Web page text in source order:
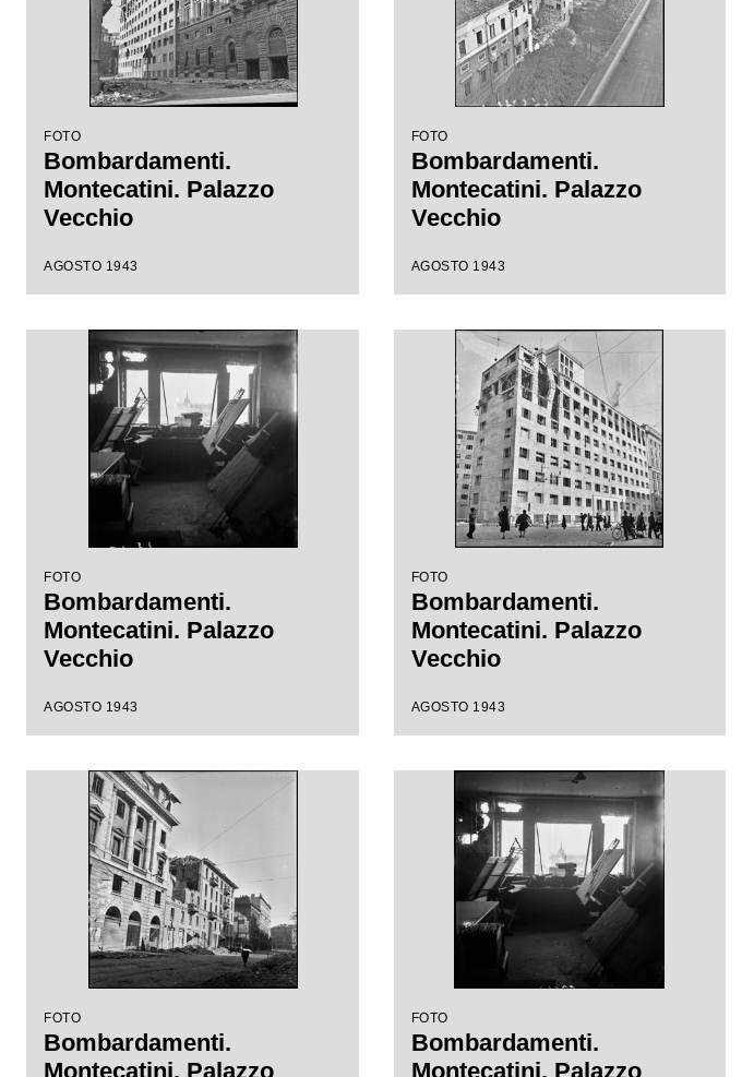
FOTO
Bombardamenti.
Montecatini. Palazzo
Vecchio
AGOSTO 1943
FOTO
Bombardamenti.
Montecatini. Palazzo
Vecchio
AGOSTO 1943
FOTO
Bombardamenti.
Montecatini. Palazzo
Vecchio
AGOSTO 1943
FOTO
Bombardamenti.
Montecatini. Palazzo
Vecchio
AGOSTO 1943
FOTO
Bombardamenti.
Montecatini. Palazzo
FOTO
Bombardamenti.
Montecatini. Palazzo